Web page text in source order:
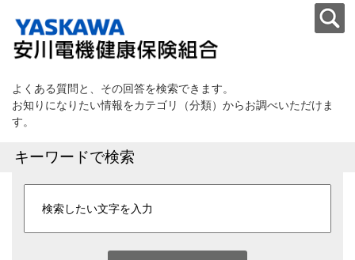
よくある質問と、その回答を検索できます。
お知りになりたい情報をカテゴリ（分類）からお調べいただけま
す。
キーワードで検索